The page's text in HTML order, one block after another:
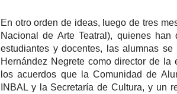
En otro orden de ideas, luego de tres
Nacional de Arte Teatral), quienes
estudiantes y docentes, las alumnas
Hernández Negrete como director de
los acuerdos que la Comunidad de
INBAL y la Secretaría de Cultura, y un
Uma Frida Kahlo lúcida,
Dia dos Mortos em uma
ancestralidade mexicana.
— vivos e mortos — a
personagens marcantes,
sua vida e sua arte.